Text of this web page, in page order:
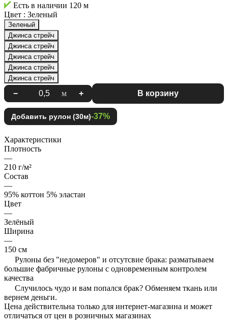
Есть в наличии 120 м
Цвет : Зеленый
Зеленый
Джинса стрейч
Джинса стрейч
Джинса стрейч
Джинса стрейч
Джинса стрейч
− м + В корзину
Добавить рулон (30м)-37%
Характеристики
Плотность
—
210 г/м²
Состав
—
95% коттон 5% эластан
Цвет
—
Зелёный
Ширина
—
150 см
Рулоны без "недомеров" и отсутсвие брака: разматываем
большие фабричные рулоны с одновременным контролем
качества
Случилось чудо и вам попался брак? Обменяем ткань или
вернем деньги.
Цена действительна только для интернет-магазина и может
отличаться от цен в розничных магазинах